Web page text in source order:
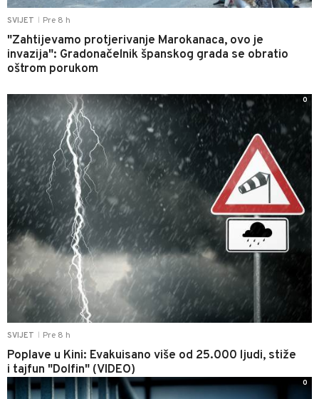
SVIJET Pre 8 h
"Zahtijevamo protjerivanje Marokanaca, ovo je
invazija": Gradonačelnik španskog grada se obratio
oštrom porukom
SVIJET Pre 8 h
Poplave u Kini: Evakuisano više od 25.000 ljudi, stiže
i tajfun "Dolfin" (VIDEO)
0
0